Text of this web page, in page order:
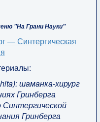
"На Грани Науки"
— Синтергическая
шаманка-хирург
Гринберга
Гринберга